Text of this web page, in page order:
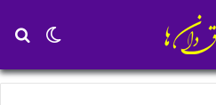
تغییر